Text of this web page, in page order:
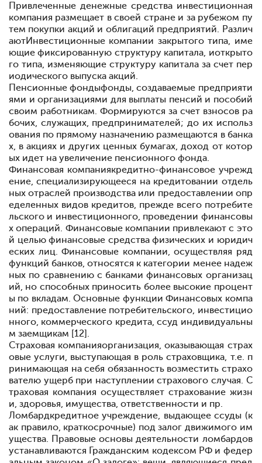
Привлеченные денежные средства инвестиционная
компания размещает в своей стране и за рубежом пу
тем покупки акций и облигаций предприятий. Различ
аютИнвестиционные компании закрытого типа, име
ющие фиксированную структуру капитала, иоткрыто
го типа, изменяющие структуру капитала за счет пер
иодического выпуска акций.
Пенсионные фондыфонды, создаваемые предприяти
ями и организациями для выплаты пенсий и пособий
своим работникам. Формируются за счет взносов ра
бочих, служащих, предпринимателей; до их использ
ования по прямому назначению размещаются в банка
х, в акциях и других ценных бумагах, доход от котор
ых идет на увеличение пенсионного фонда.
Финансовая компаниякредитно-финансовое учрежд
ение, специализирующееся на кредитовании отдель
ных отраслей производства или предоставлении опр
еделенных видов кредитов, прежде всего потребите
льского и инвестиционного, проведении финансовы
х операций. Финансовые компании привлекают с это
й целью финансовые средства физических и юридич
еских лиц. Финансовые компании, осуществляя ряд
функций банков, относятся к категории менее надеж
ных по сравнению с банками финансовых организац
ий, но способных приносить более высокие процент
ы по вкладам. Основные функции Финансовых компа
ний: предоставление потребительского, инвестицио
нного, коммерческого кредита, ссуд индивидуальны
м заемщикам [12].
Страховая компанияорганизация, оказывающая страх
овые услуги, выступающая в роль страховщика, т.е. п
ринимающая на себя обязанность возместить страхо
вателю ущерб при наступлении страхового случая. С
траховая компания осуществляет страхование жизн
и, здоровья, имущества, ответственности и пр.
Ломбардкредитное учреждение, выдающее ссуды (к
ак правило, краткосрочные) под залог движимого им
ущества. Правовые основы деятельности ломбардов
устанавливаются Гражданским кодексом РФ и федер